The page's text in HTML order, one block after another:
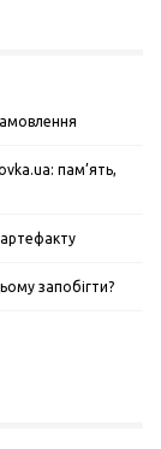
пам’ять,
артефакту
запобігти?